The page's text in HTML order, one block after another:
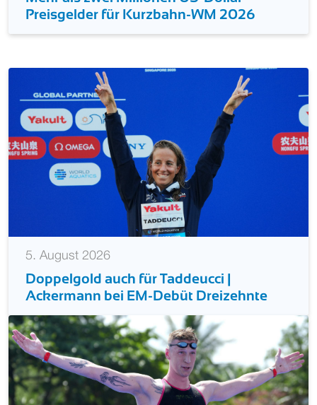
Preisgelder für Kurzbahn-WM 2026
5. August 2026
Doppelgold auch für Taddeucci |
Ackermann bei EM-Debüt Dreizehnte